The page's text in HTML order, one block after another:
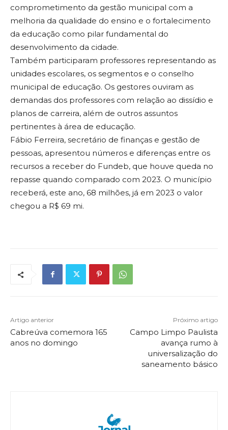
comprometimento da gestão municipal com a
melhoria da qualidade do ensino e o fortalecimento
da educação como pilar fundamental do
desenvolvimento da cidade.
Também participaram professores representando as
unidades escolares, os segmentos e o conselho
municipal de educação. Os gestores ouviram as
demandas dos professores com relação ao dissídio e
planos de carreira, além de outros assuntos
pertinentes à área de educação.
Fábio Ferreira, secretário de finanças e gestão de
pessoas, apresentou números e diferenças entre os
recursos a receber do Fundeb, que houve queda no
repasse quando comparado com 2023. O município
receberá, este ano, 68 milhões, já em 2023 o valor
chegou a R$ 69 mi.
Artigo anterior
Cabreúva comemora 165
anos no domingo
Próximo artigo
Campo Limpo Paulista
avança rumo à
universalização do
saneamento básico